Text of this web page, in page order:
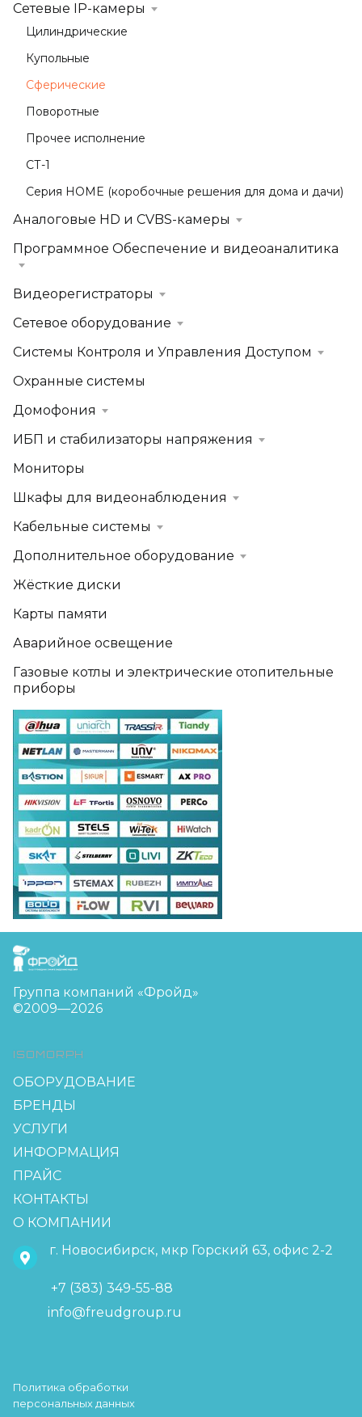
Сетевые IP-камеры
Цилиндрические
Купольные
Сферические
Поворотные
Прочее исполнение
СТ-1
Серия HOME (коробочные решения для дома и дачи)
Аналоговые HD и CVBS-камеры
Программное Обеспечение и видеоаналитика
Видеорегистраторы
Сетевое оборудование
Системы Контроля и Управления Доступом
Охранные системы
Домофония
ИБП и стабилизаторы напряжения
Мониторы
Шкафы для видеонаблюдения
Кабельные системы
Дополнительное оборудование
Жёсткие диски
Карты памяти
Аварийное освещение
Газовые котлы и электрические отопительные
приборы
FreudGroup
Группа компаний «Фройд»
©2009—2026
ISOMORPH
ОБОРУДОВАНИЕ
БРЕНДЫ
УСЛУГИ
ИНФОРМАЦИЯ
ПРАЙС
КОНТАКТЫ
О КОМПАНИИ
г. Новосибирск, мкр Горский 63, офис 2-2
+7 (383) 349-55-88
info@freudgroup.ru
Политика обработки
персональных данных